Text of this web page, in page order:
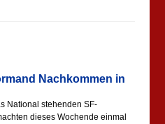
Nachkommen in
National stehenden SF-
dieses Wochende einmal